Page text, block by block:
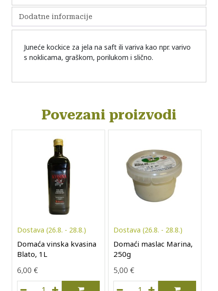
Dodatne informacije
Juneće kockice za jela na saft ili variva kao npr. varivo
s noklicama, graškom, porilukom i slično.
Povezani proizvodi
Dostava (26.8. - 28.8.)
Domaća vinska kvasina
Blato, 1L
6,00 €
Domaća vinska kvasina Blato, 1L količina
Dostava (26.8. - 28.8.)
Domaći maslac Marina,
250g
5,00 €
Domaći maslac Marina,